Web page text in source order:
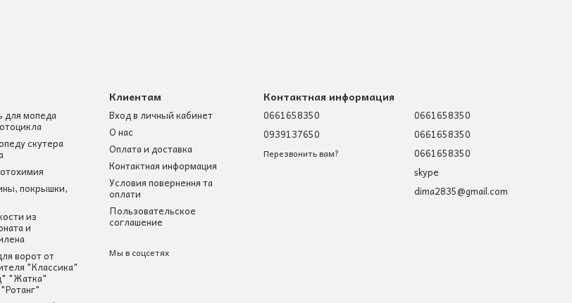
для мопеда
скутера
покрышки,
из
и
ворот от
"Классика"
"Жатка"
Клиентам
Вход в личный кабинет
О нас
Оплата и доставка
Контактная информация
Условия повернення та
оплати
Пользовательское
соглашение
Мы в соцсетях
Контактная информация
0661658350
0939137650
Перезвонить вам?
0661658350
0661658350
0661658350
skype
dima2835@gmail.com